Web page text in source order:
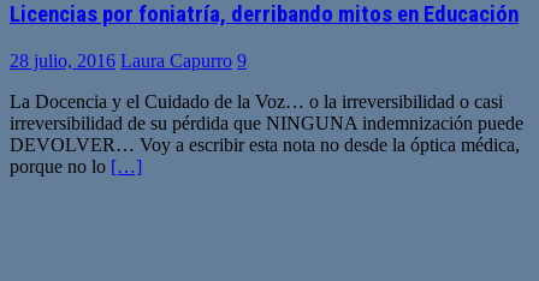
Licencias por foniatría, derribando mitos en Educación
28 julio, 2016 Laura Capurro 9
La Docencia y el Cuidado de la Voz… o la irreversibilidad o casi
irreversibilidad de su pérdida que NINGUNA indemnización puede
DEVOLVER… Voy a escribir esta nota no desde la óptica médica,
porque no lo […]